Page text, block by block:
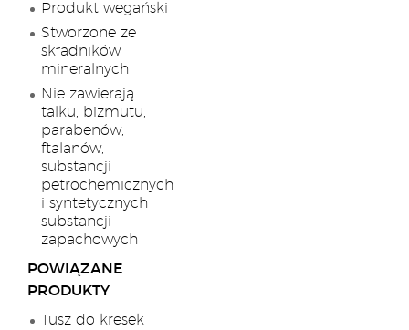
Produkt wegański
Stworzone ze
składników
mineralnych
Nie zawierają
talku, bizmutu,
parabenów,
ftalanów,
substancji
petrochemicznych
i syntetycznych
substancji
zapachowych
POWIĄZANE
PRODUKTY
Tusz do kresek